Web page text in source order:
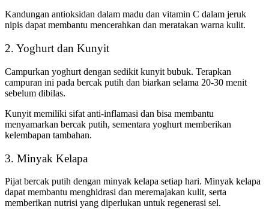
Kandungan antioksidan dalam madu dan vitamin C dalam jeruk
nipis dapat membantu mencerahkan dan meratakan warna kulit.
2. Yoghurt dan Kunyit
Campurkan yoghurt dengan sedikit kunyit bubuk. Terapkan
campuran ini pada bercak putih dan biarkan selama 20-30 menit
sebelum dibilas.
Kunyit memiliki sifat anti-inflamasi dan bisa membantu
menyamarkan bercak putih, sementara yoghurt memberikan
kelembapan tambahan.
3. Minyak Kelapa
Pijat bercak putih dengan minyak kelapa setiap hari. Minyak kelapa
dapat membantu menghidrasi dan meremajakan kulit, serta
memberikan nutrisi yang diperlukan untuk regenerasi sel.